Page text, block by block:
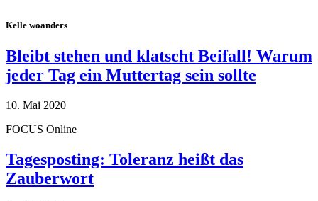
Kelle woanders
Bleibt stehen und klatscht Beifall! Warum
jeder Tag ein Muttertag sein sollte
10. Mai 2020
FOCUS Online
Tagesposting: Toleranz heißt das
Zauberwort